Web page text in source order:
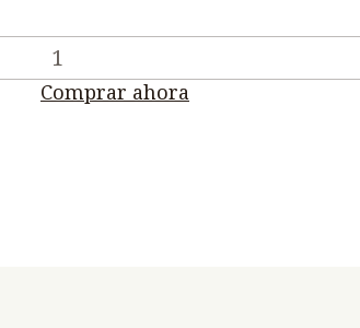
Comprar ahora